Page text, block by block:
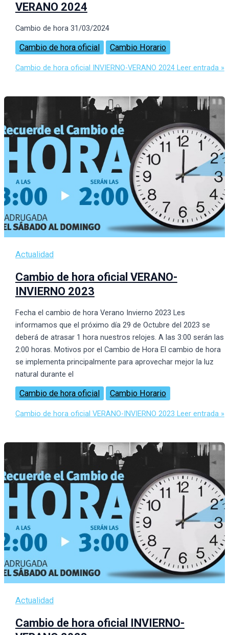
VERANO 2024
Cambio de hora 31/03/2024
Cambio de hora oficial Cambio Horario
Cambio de hora oficial INVIERNO-VERANO 2024Leer entrada »
Actualidad
Cambio de hora oficial VERANO-
INVIERNO 2023
Fecha el cambio de hora Verano Invierno 2023 Les
informamos que el próximo día 29 de Octubre del 2023 se
deberá de atrasar 1 hora nuestros relojes. A las 3:00 serán las
2:00 horas. Motivos por el Cambio de Hora El cambio de hora
se implementa principalmente para aprovechar mejor la luz
natural durante el
Cambio de hora oficial Cambio Horario
Cambio de hora oficial VERANO-INVIERNO 2023 Leer entrada »
Actualidad
Cambio de hora oficial INVIERNO-